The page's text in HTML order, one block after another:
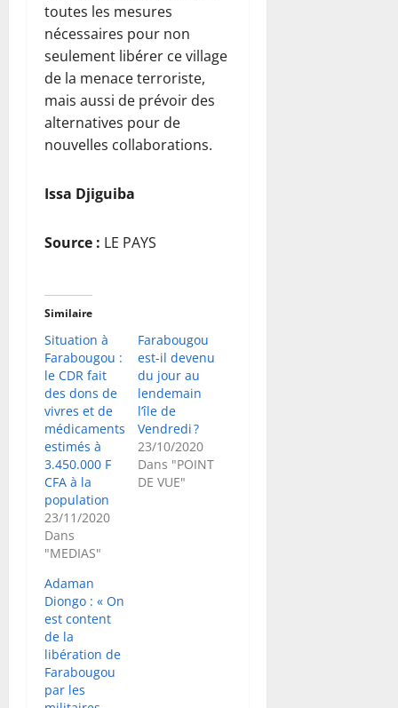
toutes les mesures
nécessaires pour non
seulement libérer ce village
de la menace terroriste,
mais aussi de prévoir des
alternatives pour de
nouvelles collaborations.
Issa Djiguiba
Source : LE PAYS
Similaire
Situation à
Farabougou :
le CDR fait
des dons de
vivres et de
médicaments
estimés à
3.450.000 F
CFA à la
population
23/11/2020
Dans
"MEDIAS"
Farabougou
est-il devenu
du jour au
lendemain
l’île de
Vendredi ?
23/10/2020
Dans "POINT
DE VUE"
Adaman
Diongo : « On
est content
de la
libération de
Farabougou
par les